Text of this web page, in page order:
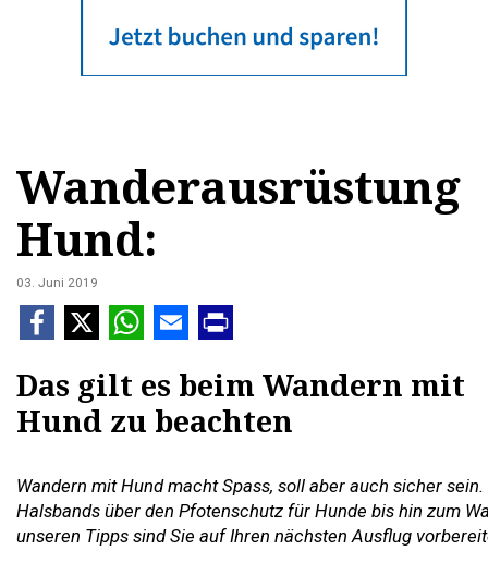
Wanderausrüstung
Hund:
03. Juni 2019
Das gilt es beim Wandern mit
Hund zu beachten
Wandern mit Hund macht Spass, soll aber auch sicher
Halsbands über den Pfotenschutz für Hunde bis hin zum
unseren Tipps sind Sie auf Ihren nächsten Ausflug